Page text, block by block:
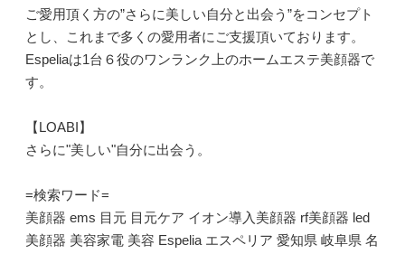
ご愛用頂く方の”さらに美しい自分と出会う”をコンセプト
とし、これまで多くの愛用者にご支援頂いております。
Espeliaは1台６役のワンランク上のホームエステ美顔器で
す。
【LOABI】
さらに"美しい"自分に出会う。
=検索ワード=
美顔器 ems 目元 目元ケア イオン導入美顔器 rf美顔器 led
美顔器 美容家電 美容 Espelia エスペリア 愛知県 岐阜県 名